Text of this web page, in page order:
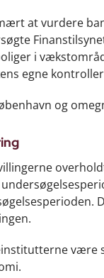
at vurdere
i
egne
og